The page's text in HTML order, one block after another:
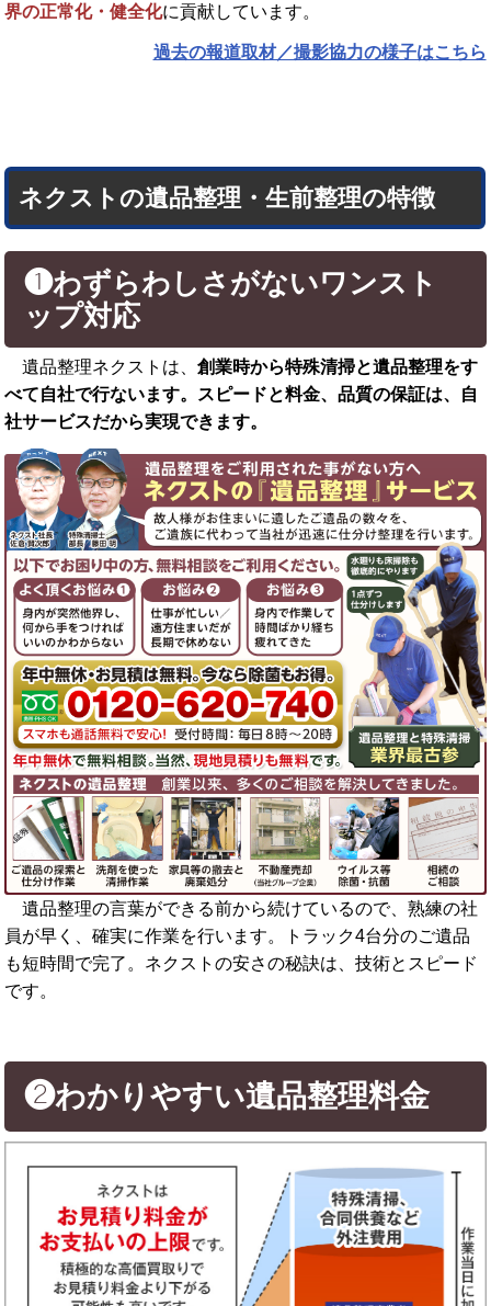
界の正常化・健全化に貢献しています。
過去の報道取材／撮影協力の様子はこちら
ネクストの遺品整理・生前整理の特徴
❶わずらわしさがないワンスト
ップ対応
遺品整理ネクストは、創業時から特殊清掃と遺品整理をす
べて自社で行ないます。スピードと料金、品質の保証は、自
社サービスだから実現できます。
遺品整理の言葉ができる前から続けているので、熟練の社
員が早く、確実に作業を行います。トラック4台分のご遺品
も短時間で完了。ネクストの安さの秘訣は、技術とスピード
です。
❷わかりやすい遺品整理料金